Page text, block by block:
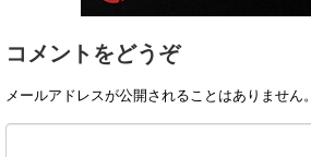
コメントをどうぞ
メールアドレスが公開されることはありません。